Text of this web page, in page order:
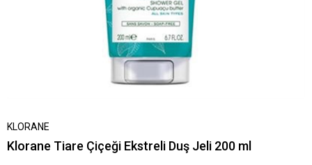
KLORANE
Klorane Tiare Çiçeği Ekstreli Duş Jeli 200 ml